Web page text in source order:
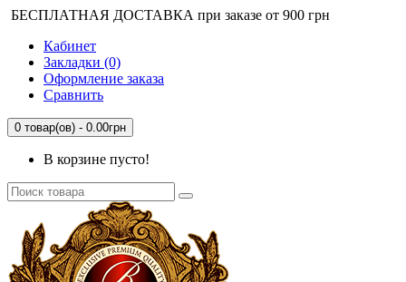
БЕСПЛАТНАЯ ДОСТАВКА при заказе от 900 грн
Кабинет
Закладки (0)
Оформление заказа
Сравнить
0 товар(ов) - 0.00грн
В корзине пусто!